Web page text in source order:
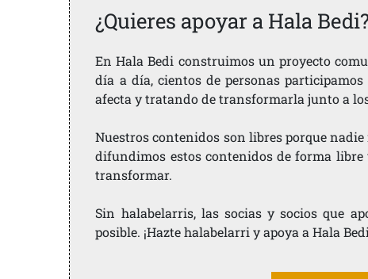
¿Quieres apoyar a Hala
En Hala Bedi construimos un proyecto
día a día, cientos de personas
afecta y tratando de transformarla junto a
Nuestros contenidos son libres porque
difundimos estos contenidos de forma
transformar.
Sin halabelarris, las socias y socios que
posible. ¡Hazte halabelarri y apoya a Hala